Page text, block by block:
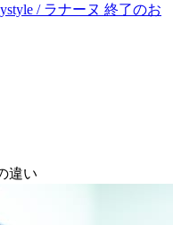
/ ラナーヌ 終了のお
違い